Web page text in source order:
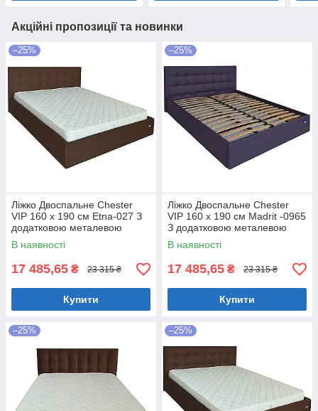
Акційні пропозиції та новинки
–25%
Ліжко Двоспальне Chester
VIP 160 х 190 см Etna-027 З
додатковою металевою
цільнозварною рамою
Коричневий
В наявності
17 485,65 ₴ 23 315 ₴
Купити
–25%
Ліжко Двоспальне Chester
VIP 160 х 190 см Madrit -0965
З додатковою металевою
цільнозварною рамою
Фіолетовий
В наявності
17 485,65 ₴ 23 315 ₴
Купити
–25% –25%